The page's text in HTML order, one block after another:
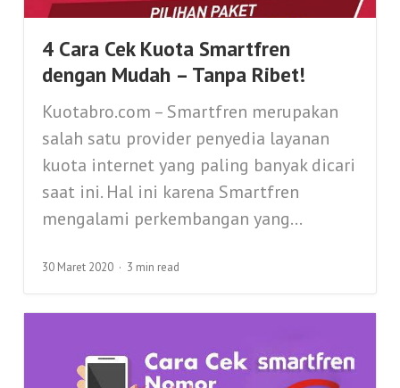
4 Cara Cek Kuota Smartfren
dengan Mudah – Tanpa Ribet!
Kuotabro.com – Smartfren merupakan
salah satu provider penyedia layanan
kuota internet yang paling banyak dicari
saat ini. Hal ini karena Smartfren
mengalami perkembangan yang...
30 Maret 2020 3 min read